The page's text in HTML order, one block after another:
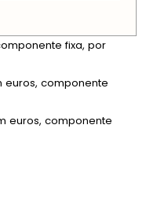
fixa, por
euros, componente
euros, componente